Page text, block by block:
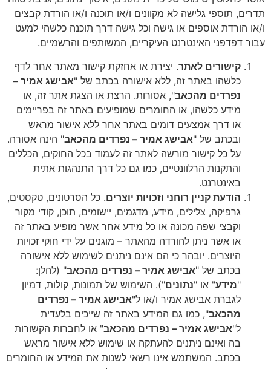
תדרים, תוספי גלישה לא מקוונים ו/או תוכנה ו/או הורדת קבצים
ו/או הורדת אוספים או גישה וכל גישה דרך תוכנה כלשהי למעט
עבור דפדפני האינטרנט העיקריים, המשותפים והרשמיים.
קישורים לאתר. יצירת או אחזקת קישור מאתר אחר לדף
כלשהו באתר זה, ללא אישורה בכתב של "אבישג אמיר –
נפרדים מהכאב", אסורות. הרצת או הצגת אתר זה, או
מידע כלשהו, או החומרים שמופיעים באתר זה בפריימים
או דרך אמצעים דומים באתר אחר ללא אישור מראש
ובכתב של "אבישג אמיר – נפרדים מהכאב" הינה אסורה.
על כל קישור מורשה לאתר זה לעמוד בכל החוקים, הכללים
והתקנות הרלוונטיים, כמו גם כל דרך התנהגות אתית
באינטרנט.
הודעת קניין רוחני וזכויות יוצרים. כל הסרטונים, טקסטים,
גרפיקה, צלילים, מידע, מדגמים, יישומים, תוכן, קודי מקור
וקבצי שפה מכונה או כל מידע אחר אשר מופיע באתר זה
או אשר ניתן להורדה מהאתר – מוגנים על ידי חוקי זכויות
היוצרים. יובהר כי הם אינם ניתנים לשימוש ללא אישורה
בכתב של "אבישג אמיר – נפרדים מהכאב" (להלן:
"מידע" או "נתונים"). השימוש של תמונות, קולות, דמיון
לגברת אבישג אמיר ו/או ל"אבישג אמיר – נפרדים
מהכאב", כמו גם המידע באתר זה שייכים בלעדית
ל"אבישג אמיר – נפרדים מהכאב" או לחברות הקשורות
בה ואינם ניתנים להעתקה או שימוש ללא אישור מראש
בכתב. המשתמש אינו רשאי לשנות את המידע או החומרים